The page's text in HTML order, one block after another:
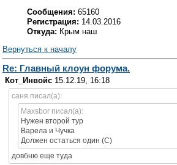
Сообщения: 65160
Регистрация: 14.03.2016
Откуда: Крым наш
Вернуться к началу
Re: Главный клоун форума.
Кот_Инвойс 15.12.19, 16:18
саня писал(а):
Maxsbor писал(а):
Нужен второй тур
Варела и Чучка
Должен остаться один (С)
довбню еще туда